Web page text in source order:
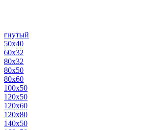
гнутый
50х40
60х32
80х32
80х50
80х60
100х50
120х50
120х60
120х80
140х50